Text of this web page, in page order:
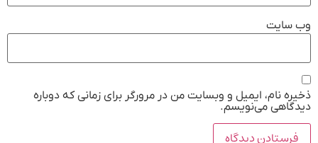
وب‌ سایت
ذخیره نام، ایمیل و وبسایت من در مرورگر برای زمانی که دوباره
دیدگاهی می‌نویسم.